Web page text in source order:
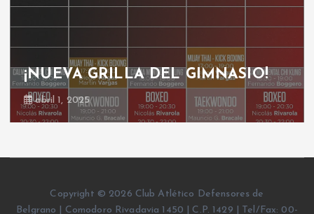
¡NUEVA GRILLA DEL GIMNASIO!
abril 1, 2025
Copyright © 2026 Club Atlético Defensores de
Belgrano | Comodoro Rivadavia 1450 | C.P. 1429 | Tel/Fax: 00-